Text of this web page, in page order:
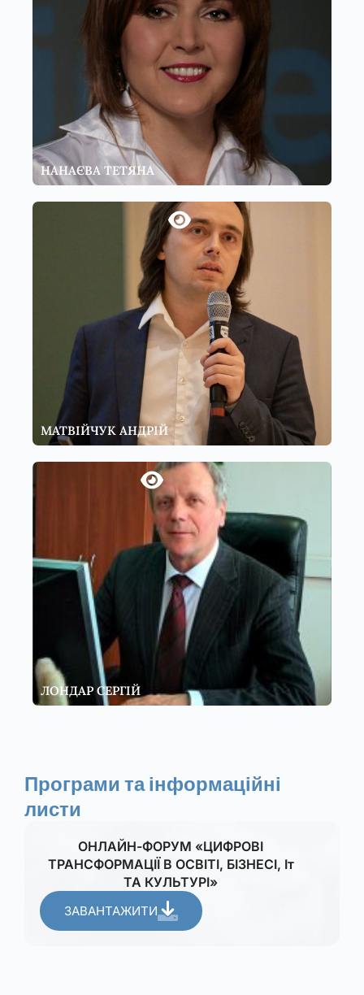
НАНАЄВА ТЕТЯНА
МАТВІЙЧУК АНДРІЙ
ЛОНДАР СЕРГІЙ
Програми та інформаційні
листи
ОНЛАЙН-ФОРУМ «ЦИФРОВІ
ТРАНСФОРМАЦІЇ В ОСВІТІ, БІЗНЕСІ, Іт
ТА КУЛЬТУРІ»
ЗАВАНТАЖИТИ